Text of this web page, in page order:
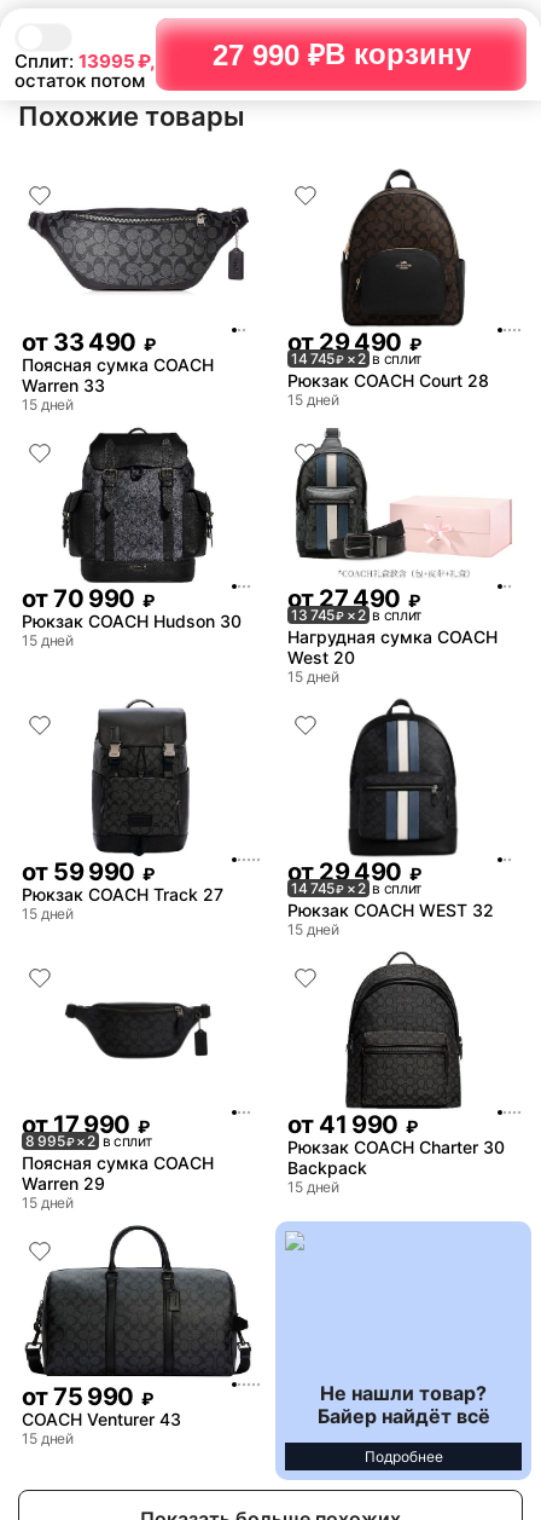
Сплит: 13995₽,
остаток потом
27 990 ₽В корзину
Похожие товары
от 33 490 ₽
Поясная сумка COACH
Warren 33
15 дней
от 29 490 ₽
14 745₽ × 2 в сплит
Рюкзак COACH Court 28
15 дней
от70 990 ₽
Рюкзак COACH Hudson 30
15 дней
от27 490 ₽
13 745₽ × 2 в сплит
Нагрудная сумка COACH
West 20
15 дней
от 59 990 ₽
Рюкзак COACH Track 27
15 дней
от29 490 ₽
14 745₽ × 2 в сплит
Рюкзак COACH WEST 32
15 дней
от 17 990 ₽
8 995₽× 2 в сплит
Поясная сумка COACH
Warren 29
15 дней
от 41 990 ₽
Рюкзак COACH Charter 30
Backpack
15 дней
от75 990 ₽
COACH Venturer 43
15 дней
Не нашли товар?
Байер найдёт всё
Подробнее